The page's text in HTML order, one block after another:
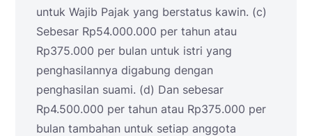
untuk Wajib Pajak yang berstatus kawin. (c)
Sebesar Rp54.000.000 per tahun atau
Rp375.000 per bulan untuk istri yang
penghasilannya digabung dengan
penghasilan suami. (d) Dan sebesar
Rp4.500.000 per tahun atau Rp375.000 per
bulan tambahan untuk setiap anggota